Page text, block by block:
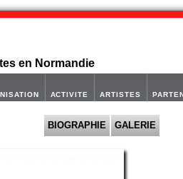
en Normandie
ACTIVITE ARTISTES
BIOGRAPHIE GALERIE